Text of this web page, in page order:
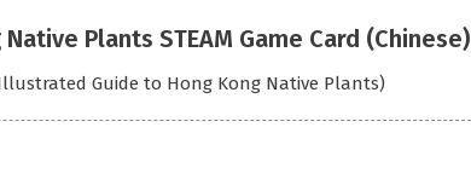
Plants STEAM Game Card (Chinese)
Guide to Hong Kong Native Plants)